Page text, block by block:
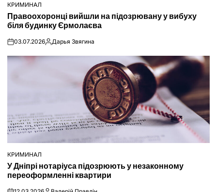
ОПУБЛІКУВАТИ
КРИМИНАЛ
Правоохоронці вийшли на підозрювану у вибуху
біля будинку Єрмолаєва
on03.07.2026Опубліковано
Дарья Звягина
ОПУБЛІКУВАТИ
У
КРИМИНАЛ
У Дніпрі нотаріуса підозрюють у незаконному
переоформленні квартири